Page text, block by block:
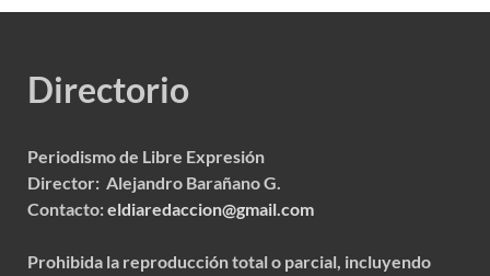
Directorio
Periodismo de Libre Expresión
Director: Alejandro Barañano G.
Contacto:eldiaredaccion@gmail.com
Prohibida la reproducción total o parcial, incluyendo